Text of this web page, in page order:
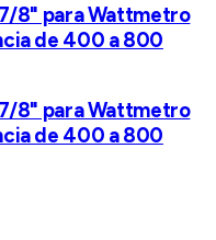
8" para Wattmetro
de 400 a 800
8" para Wattmetro
de 400 a 800